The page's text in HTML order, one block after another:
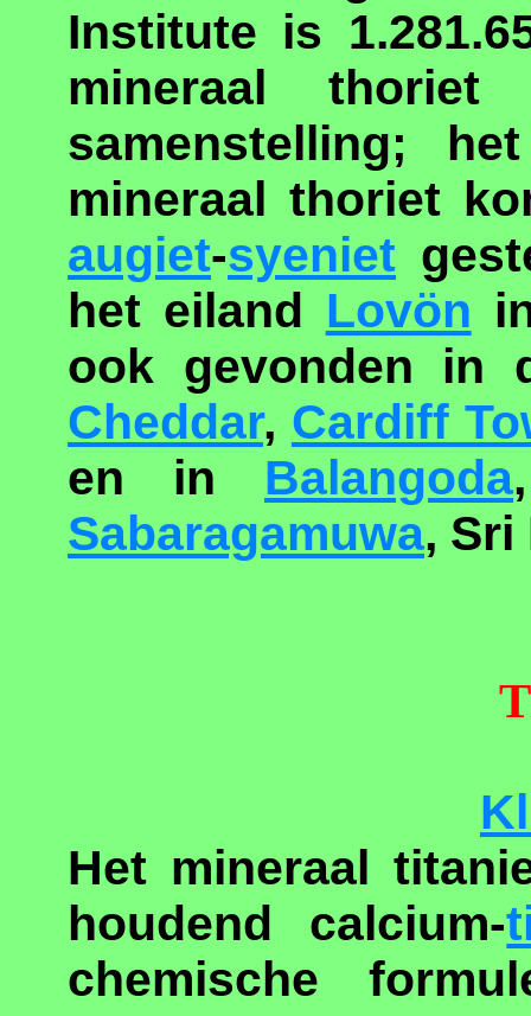
Institute is
mineraal
samenstelling;
mineraal thoriet
augiet-syeniet
het eiland Lovön
ook gevonden in
Cheddar, Cardiff
en in Balangoda
Sabaragamuwa, Sri
Het mineraal
houdend calcium-
chemische